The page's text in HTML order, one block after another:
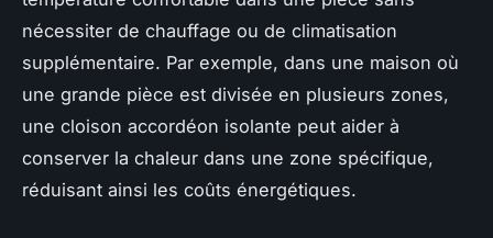
nécessiter de chauffage ou de climatisation
supplémentaire. Par exemple, dans une maison où
une grande pièce est divisée en plusieurs zones,
une cloison accordéon isolante peut aider à
conserver la chaleur dans une zone spécifique,
réduisant ainsi les coûts énergétiques.